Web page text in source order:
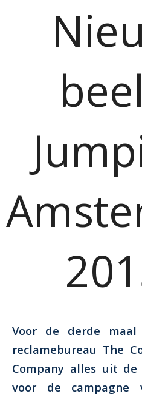
Voor de derde
reclamebureau The
Company alles uit de
voor de campagne